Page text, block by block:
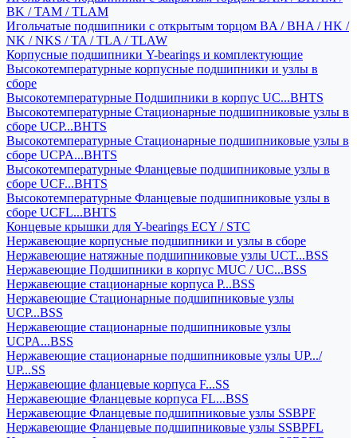
BK / TAM / TLAM
Игольчатые подшипники с открытым торцом BA / BHA / HK /
NK / NKS / TA / TLA / TLAW
Корпусные подшипники Y-bearings и комплектующие
Высокотемпературные корпусные подшипники и узлы в
сборе
Высокотемпературные Подшипники в корпус UC...BHTS
Высокотемпературные Стационарные подшипниковые узлы в
сборе UCP...BHTS
Высокотемпературные Стационарные подшипниковые узлы в
сборе UCPA...BHTS
Высокотемпературные Фланцевые подшипниковые узлы в
сборе UCF...BHTS
Высокотемпературные Фланцевые подшипниковые узлы в
сборе UCFL...BHTS
Концевые крышки для Y-bearings ECY / STC
Нержавеющие корпусные подшипники и узлы в сборе
Нержавеющие натяжные подшипниковые узлы UCT...BSS
Нержавеющие Подшипники в корпус MUC / UC...BSS
Нержавеющие стационарные корпуса P...BSS
Нержавеющие Стационарные подшипниковые узлы
UCP...BSS
Нержавеющие стационарные подшипниковые узлы
UCPA...BSS
Нержавеющие стационарные подшипниковые узлы UP.../
UP...SS
Нержавеющие фланцевые корпуса F...SS
Нержавеющие Фланцевые корпуса FL...BSS
Нержавеющие Фланцевые подшипниковые узлы SSBPF
Нержавеющие Фланцевые подшипниковые узлы SSBPFL